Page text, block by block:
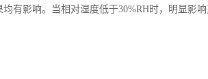
有影响。当相对湿度低于30%RH时，明显影响